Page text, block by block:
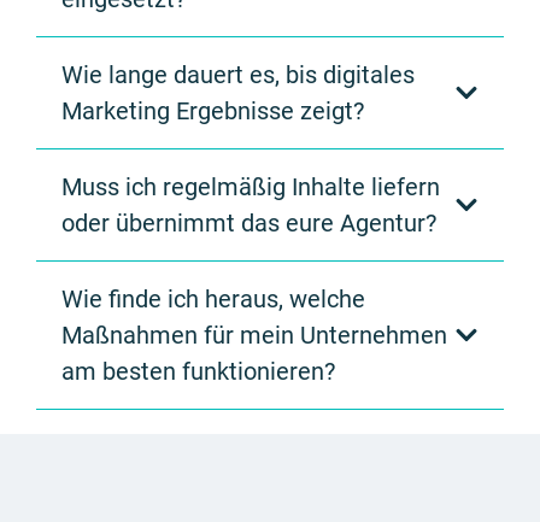
Wie lange dauert es, bis digitales
Marketing Ergebnisse zeigt?
Muss ich regelmäßig Inhalte liefern
oder übernimmt das eure Agentur?
Wie finde ich heraus, welche
Maßnahmen für mein Unternehmen
am besten funktionieren?